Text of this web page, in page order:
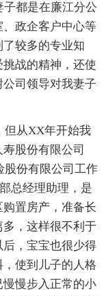
都是在廉江分公
政企客户中心等
较多的专业知
战的精神，还使
司领导对我妻子
但从XX年开始我
股份有限公司
股份有限公司工作
总经理助理，是
置房产，准备长
，这样很不利于
，宝宝也很少得
使到儿子的人格
慢步入正常的小